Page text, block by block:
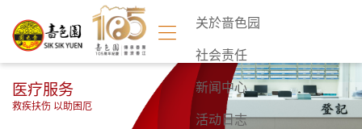
关於啬色园
社会责任
新闻中心
活动日志
医疗服务
救疾扶伤 以助困厄